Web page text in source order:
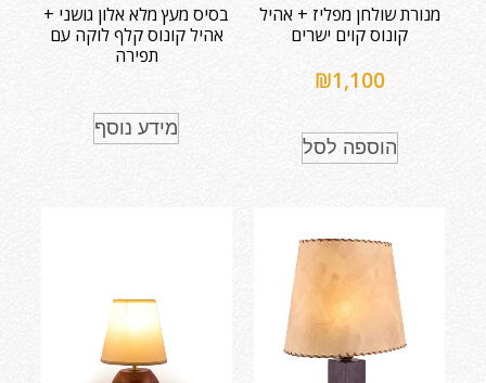
מנורת שולחן מפליז + אהיל
קונוס קוים ישרים
₪1,100
הוספה לסל
בסיס מעץ מלא אלון גושני +
אהיל קונוס קלף לוקה עם
תפירה
מידע נוסף